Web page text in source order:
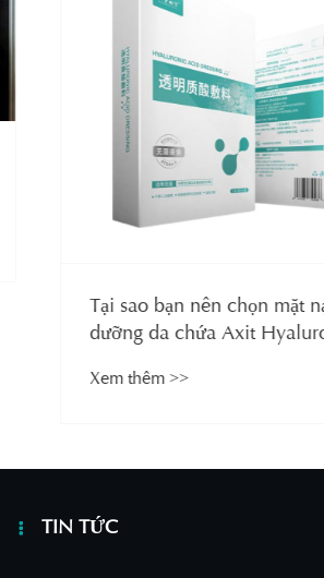
Tại sao bạn nên chọn mặt nạ
dưỡng da chứa Axit Hyaluronic?
Xem thêm >>
TIN TỨC